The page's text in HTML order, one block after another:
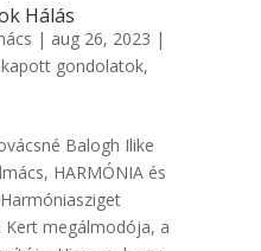
Hálás
| aug 26, 2023 |
kapott gondolatok,
Balogh Ilike
HARMÓNIA és
Kert megálmodója, a